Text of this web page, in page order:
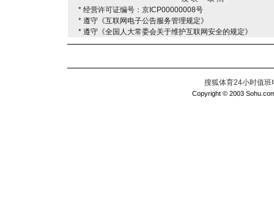
* 经营许可证编号：京ICP00000008号
* 遵守《互联网电子公告服务管理规定》
* 遵守《全国人大常委会关于维护互联网安全的规定》
搜狐体育24小时值
Copyright © 2003